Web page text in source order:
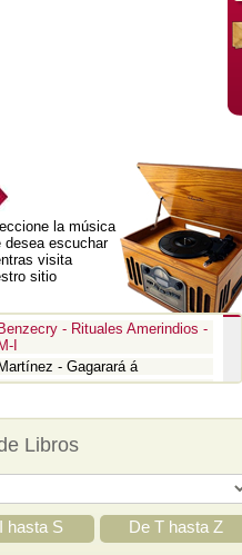
la música
desea escuchar
visita
sitio
Benzecry - Rituales Amerindios -
M-I
Martínez - Gagarará á
- Pedro y el lobo
- Romeo y Julieta -
Suite 3
- Iván el Terrible
Libros
hasta S De T hasta Z